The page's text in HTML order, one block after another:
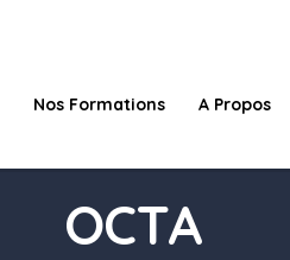
Nos Formations A Propos
OCTA